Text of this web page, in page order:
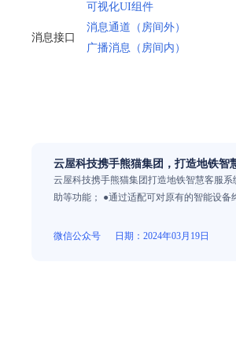
可视化UI组件
消息接口
消息通道（房间外）
广播消息（房间内）
云屋科技携手熊猫集团，打造地铁智
云屋科技携手熊猫集团打造地铁智慧客服
助等功能； ●通过适配可对原有的智能设
微信公众号 日期：2024年03月19日